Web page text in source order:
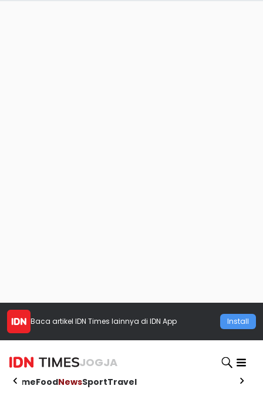
Baca artikel IDN Times lainnya di IDN App Install
JOGJA
HomeFoodNewsSportTravel